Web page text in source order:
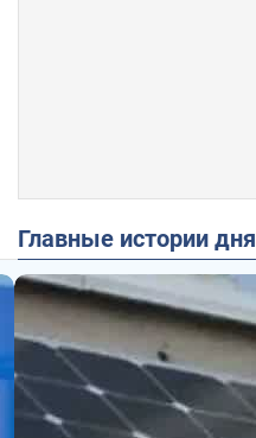
Главные истории дня